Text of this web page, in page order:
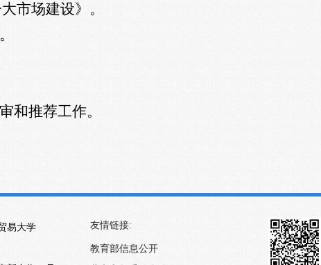
市场建设》。
和推荐工作。
易大学
友情链接:
教育部信息公开